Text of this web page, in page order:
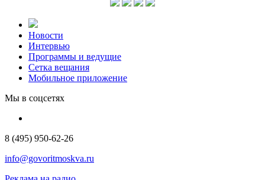
Новости
Интервью
Программы и ведущие
Сетка вещания
Мобильное приложение
Мы в соцсетях
8 (495) 950-62-26
info@govoritmoskva.ru